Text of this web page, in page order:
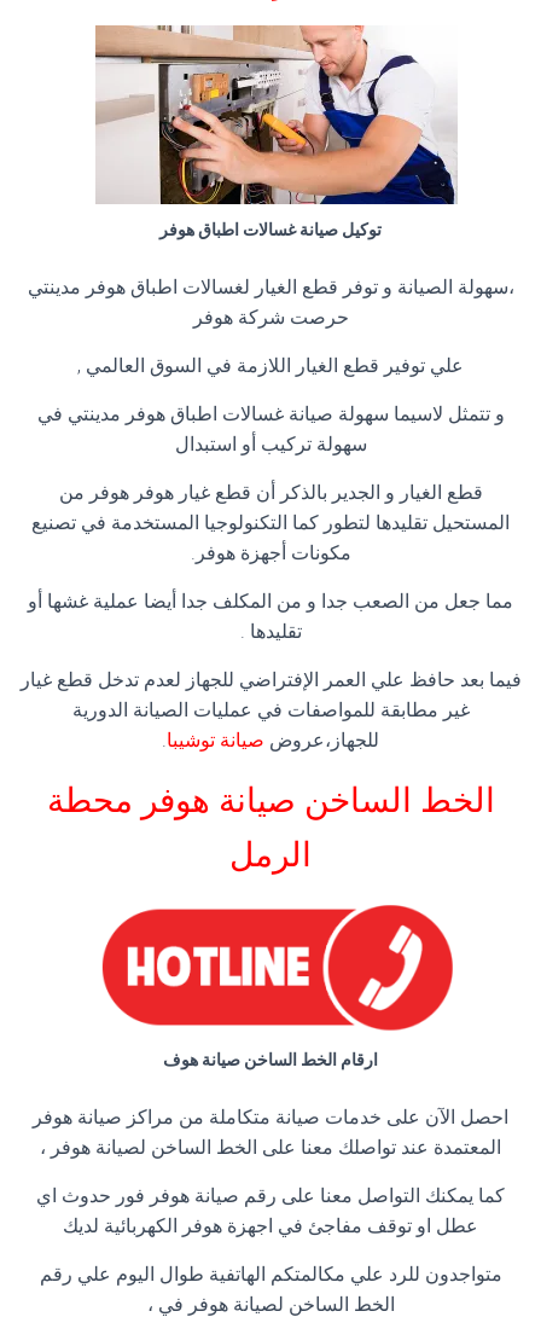
توكيل صيانة غسالات اطباق هوفر
،سهولة الصيانة و توفر قطع الغيار لغسالات اطباق هوفر مدينتي
حرصت شركة هوفر
علي توفير قطع الغيار اللازمة في السوق العالمي ,
و تتمثل لاسيما سهولة صيانة غسالات اطباق هوفر مدينتي في
سهولة تركيب أو استبدال
قطع الغيار و الجدير بالذكر أن قطع غيار هوفر هوفر من
المستحيل تقليدها لتطور كما التكنولوجيا المستخدمة في تصنيع
مكونات أجهزة هوفر.
مما جعل من الصعب جدا و من المكلف جدا أيضا عملية غشها أو
تقليدها .
فيما بعد حافظ علي العمر الإفتراضي للجهاز لعدم تدخل قطع غيار
غير مطابقة للمواصفات في عمليات الصيانة الدورية
للجهاز،عروض صيانة توشيبا.
الخط الساخن صيانة هوفر محطة
الرمل
ارقام الخط الساخن صيانة هوف
احصل الآن على خدمات صيانة متكاملة من مراكز صيانة هوفر
المعتمدة عند تواصلك معنا على الخط الساخن لصيانة هوفر ،
كما يمكنك التواصل معنا على رقم صيانة هوفر فور حدوث اي
عطل او توقف مفاجئ في اجهزة هوفر الكهربائية لديك
متواجدون للرد علي مكالمتكم الهاتفية طوال اليوم علي رقم
الخط الساخن لصيانة هوفر في ،